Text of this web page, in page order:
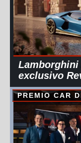
exclusivo
PREMIO CAR